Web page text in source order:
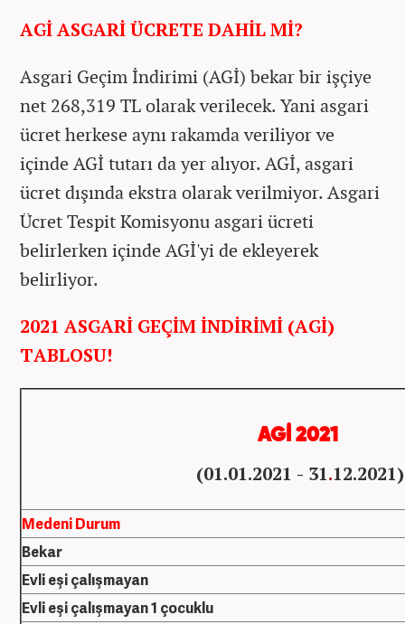
AGİ ASGARİ ÜCRETE DAHİL Mİ?
Asgari Geçim İndirimi (AGİ) bekar bir işçiye
net 268,319 TL olarak verilecek. Yani asgari
ücret herkese aynı rakamda veriliyor ve
içinde AGİ tutarı da yer alıyor. AGİ, asgari
ücret dışında ekstra olarak verilmiyor. Asgari
Ücret Tespit Komisyonu asgari ücreti
belirlerken içinde AGİ'yi de ekleyerek
belirliyor.
2021 ASGARİ GEÇİM İNDİRİMİ (AGİ)
TABLOSU!
AGİ 2021
(01.01.2021 - 31.12.2021)
Medeni Durum
Bekar
Evli eşi çalışmayan
Evli eşi çalışmayan 1 çocuklu